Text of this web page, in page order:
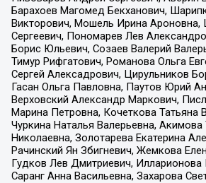
Барахоев Магомед Бекханович,
Викторович, Мошель Ирина Ароновна,
Сергеевич, Пономарев Лев
Борис Юльевич, Созаев Валерий
Тимур Рифгатович, Романова Ольга
Сергей Алексадрович, Цирульников
Гасан Ольга Павловна, Паутов Юрий
Верховский Александр Маркович,
Марина Петровна, Кочеткова Татьяна
Чуркина Наталья Валерьевна, Акимова
Николаевна, Золотарева Екатерина
Рачинский Ян Збигневич, Жемкова
Гудков Лев Дмитриевич,
Саранг Анна Васильевна, Захарова